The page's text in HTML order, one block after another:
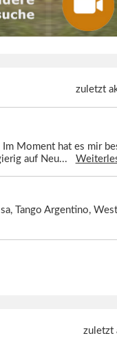
zuletzt
Moment hat es mir
auf Neu...
Tango Argentino,
zuletzt